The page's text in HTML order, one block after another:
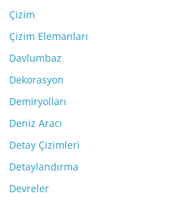
Çizim
Çizim Elemanları
Davlumbaz
Dekorasyon
Demiryolları
Deniz Aracı
Detay Çizimleri
Detaylandırma
Devreler